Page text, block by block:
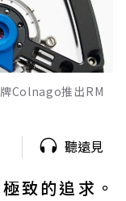
Colnago推出RM
聽遠見
致的追求。